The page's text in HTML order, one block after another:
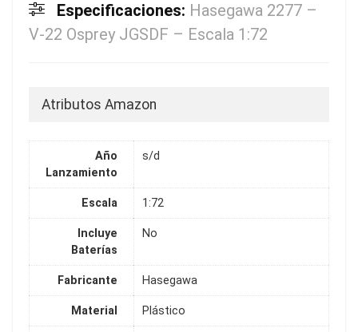
Especificaciones: Hasegawa 2277 –
V-22 Osprey JGSDF – Escala 1:72
Atributos Amazon
Año
Lanzamiento
s/d
Escala 1:72
Incluye
Baterías
No
Fabricante Hasegawa
Material Plástico